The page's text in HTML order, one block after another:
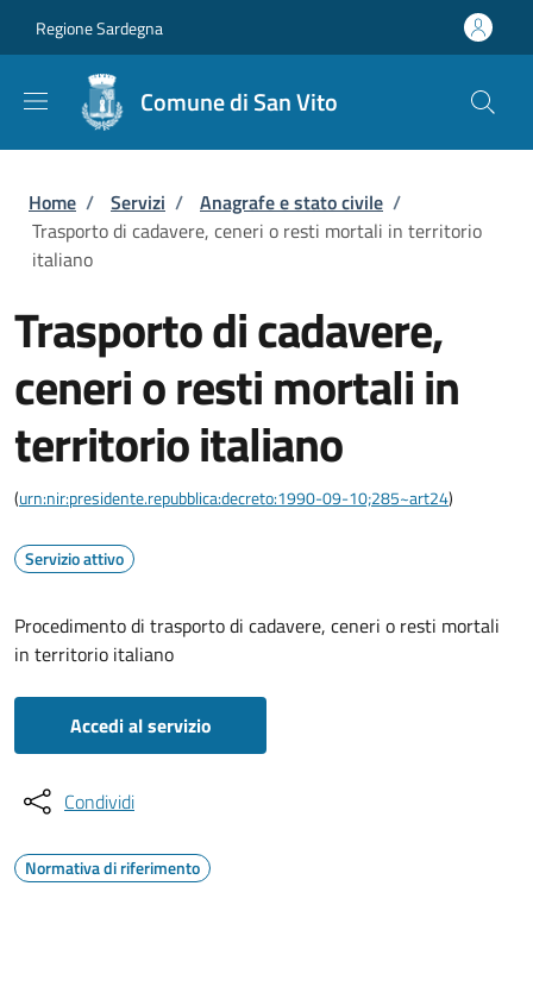
Regione Sardegna
Comune di San Vito
Briciole di pane
Home / Servizi / Anagrafe e stato civile /
Trasporto di cadavere, ceneri o resti mortali in territorio
italiano
Trasporto di cadavere,
ceneri o resti mortali in
territorio italiano
(urn:nir:presidente.repubblica:decreto:1990-09-10;285~art24)
Servizio attivo
Procedimento di trasporto di cadavere, ceneri o resti mortali
in territorio italiano
Accedi al servizio
Condividi
Normativa di riferimento